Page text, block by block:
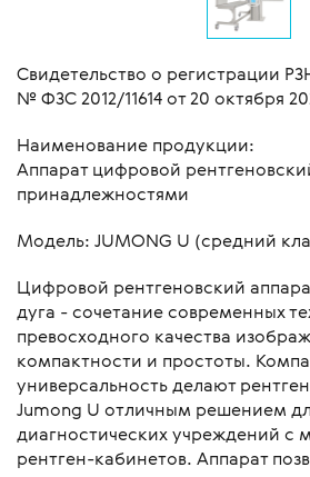
Свидетельство о регистрации
№ ФЗС 2012/11614 от 20 октября
Наименование продукции:
Аппарат цифровой
принадлежностями
Mодель: JUMONG U (средний
Цифровой рентгеновский
дуга - сочетание современных
превосходного качества
компактности и простоты.
универсальность делают
Jumong U отличным решением
диагностических учреждений с
рентген-кабинетов. Аппарат